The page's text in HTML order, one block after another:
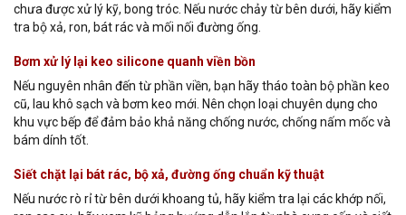
chưa được xử lý kỹ, bong tróc. Nếu nước chảy từ bên dưới, hãy kiểm
tra bộ xả, ron, bát rác và mối nối đường ống.
Bơm xử lý lại keo silicone quanh viền bồn
Nếu nguyên nhân đến từ phần viền, bạn hãy tháo toàn bộ phần keo
cũ, lau khô sạch và bơm keo mới. Nên chọn loại chuyên dụng cho
khu vực bếp để đảm bảo khả năng chống nước, chống nấm mốc và
bám dính tốt.
Siết chặt lại bát rác, bộ xả, đường ống chuẩn kỹ thuật
Nếu nước rò rỉ từ bên dưới khoang tủ, hãy kiểm tra lại các khớp nối,